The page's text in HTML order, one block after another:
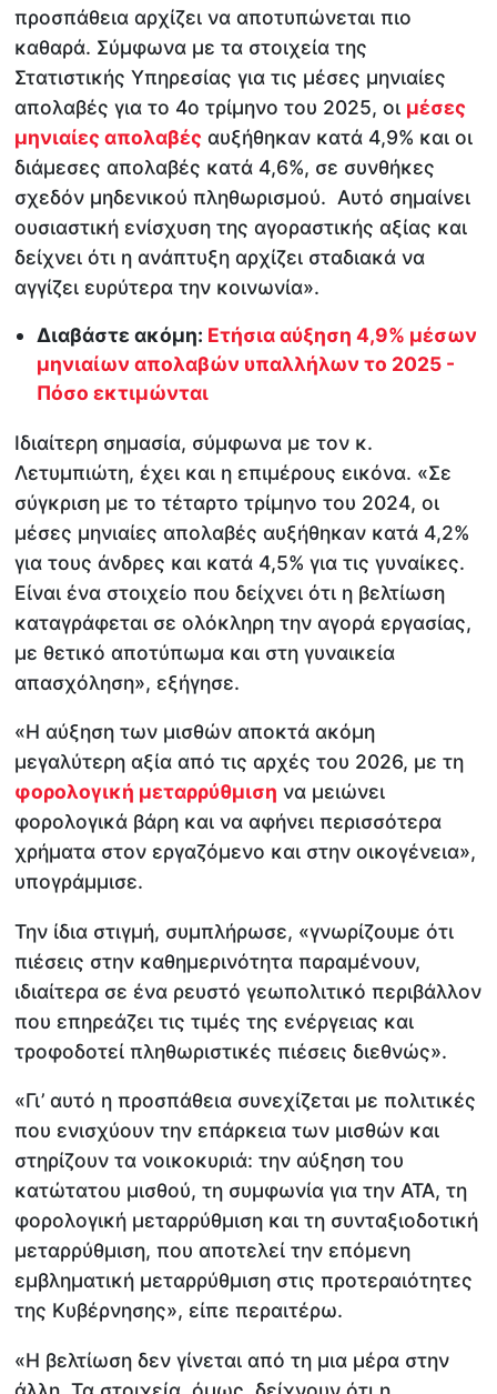
προσπάθεια αρχίζει να αποτυπώνεται πιο
καθαρά. Σύμφωνα με τα στοιχεία της
Στατιστικής Υπηρεσίας για τις μέσες μηνιαίες
απολαβές για το 4ο τρίμηνο του 2025, οι μέσες
μηνιαίες απολαβές αυξήθηκαν κατά 4,9% και οι
διάμεσες απολαβές κατά 4,6%, σε συνθήκες
σχεδόν μηδενικού πληθωρισμού. Αυτό σημαίνει
ουσιαστική ενίσχυση της αγοραστικής αξίας και
δείχνει ότι η ανάπτυξη αρχίζει σταδιακά να
αγγίζει ευρύτερα την κοινωνία».
Διαβάστε ακόμη: Ετήσια αύξηση 4,9% μέσων
μηνιαίων απολαβών υπαλλήλων το 2025 -
Πόσο εκτιμώνται
Ιδιαίτερη σημασία, σύμφωνα με τον κ.
Λετυμπιώτη, έχει και η επιμέρους εικόνα. «Σε
σύγκριση με το τέταρτο τρίμηνο του 2024, οι
μέσες μηνιαίες απολαβές αυξήθηκαν κατά 4,2%
για τους άνδρες και κατά 4,5% για τις γυναίκες.
Είναι ένα στοιχείο που δείχνει ότι η βελτίωση
καταγράφεται σε ολόκληρη την αγορά εργασίας,
με θετικό αποτύπωμα και στη γυναικεία
απασχόληση», εξήγησε.
«Η αύξηση των μισθών αποκτά ακόμη
μεγαλύτερη αξία από τις αρχές του 2026, με τη
φορολογική μεταρρύθμιση να μειώνει
φορολογικά βάρη και να αφήνει περισσότερα
χρήματα στον εργαζόμενο και στην οικογένεια»,
υπογράμμισε.
Την ίδια στιγμή, συμπλήρωσε, «γνωρίζουμε ότι
πιέσεις στην καθημερινότητα παραμένουν,
ιδιαίτερα σε ένα ρευστό γεωπολιτικό περιβάλλον
που επηρεάζει τις τιμές της ενέργειας και
τροφοδοτεί πληθωριστικές πιέσεις διεθνώς».
«Γι’ αυτό η προσπάθεια συνεχίζεται με πολιτικές
που ενισχύουν την επάρκεια των μισθών και
στηρίζουν τα νοικοκυριά: την αύξηση του
κατώτατου μισθού, τη συμφωνία για την ΑΤΑ, τη
φορολογική μεταρρύθμιση και τη συνταξιοδοτική
μεταρρύθμιση, που αποτελεί την επόμενη
εμβληματική μεταρρύθμιση στις προτεραιότητες
της Κυβέρνησης», είπε περαιτέρω.
«Η βελτίωση δεν γίνεται από τη μια μέρα στην